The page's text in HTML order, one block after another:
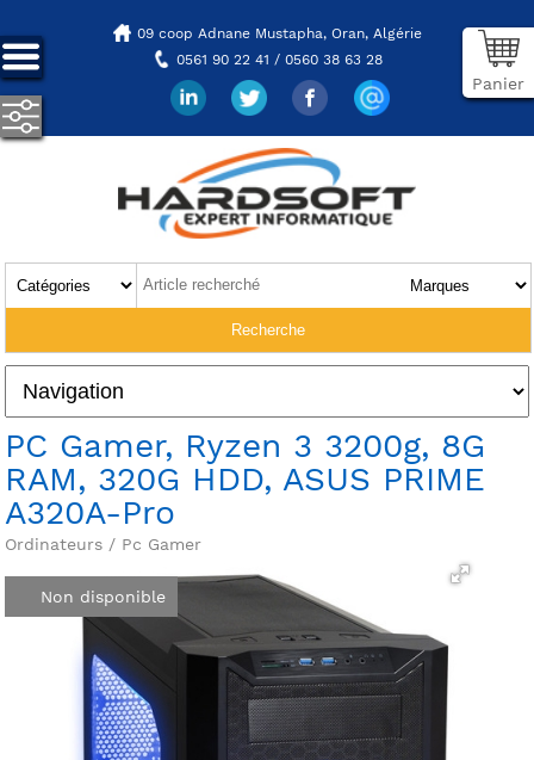
09 coop Adnane Mustapha, Oran, Algérie
0561 90 22 41 / 0560 38 63 28
Panier
PC Gamer, Ryzen 3 3200g, 8G
RAM, 320G HDD, ASUS PRIME
A320A-Pro
Ordinateurs / Pc Gamer
Non disponible